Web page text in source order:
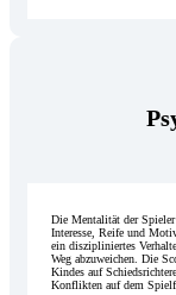
Die Mentalität der
Interesse, Reife und
ein diszipliniertes
Weg abzuweichen. Die
Kindes auf
Konflikten auf dem